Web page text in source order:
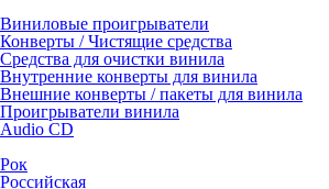
Виниловые проигрыватели
Конверты / Чистящие средства
Средства для очистки винила
Внутренние конверты для винила
Внешние конверты / пакеты для винила
Проигрыватели винила
Audio CD
Рок
Российская